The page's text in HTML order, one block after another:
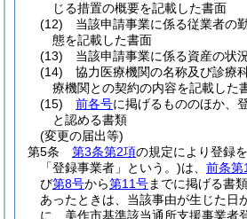
じる措置の概要を記載した書面
(12)
当該申請事業に係る従業者の
態を記載した書面
(13)
当該申請事業に係る資産の状
(14)
協力医療機関の名称及び診療
療機関との契約の内容を記載した
(15)
前各号に掲げるもののほか、
と認める書類
(変更の届出等)
第5条
第3条第2項の規定により登録
「登録事業者」という。)は、 前条第
び第8号から第11号までに掲げる書
あったときは、当該事由が生じた日
に、美作市基準該当通所支援事業者